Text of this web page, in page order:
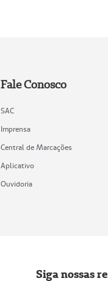
Fale Conosco
SAC
Imprensa
Central de Marcações
Aplicativo
Ouvidoria
Siga nossas